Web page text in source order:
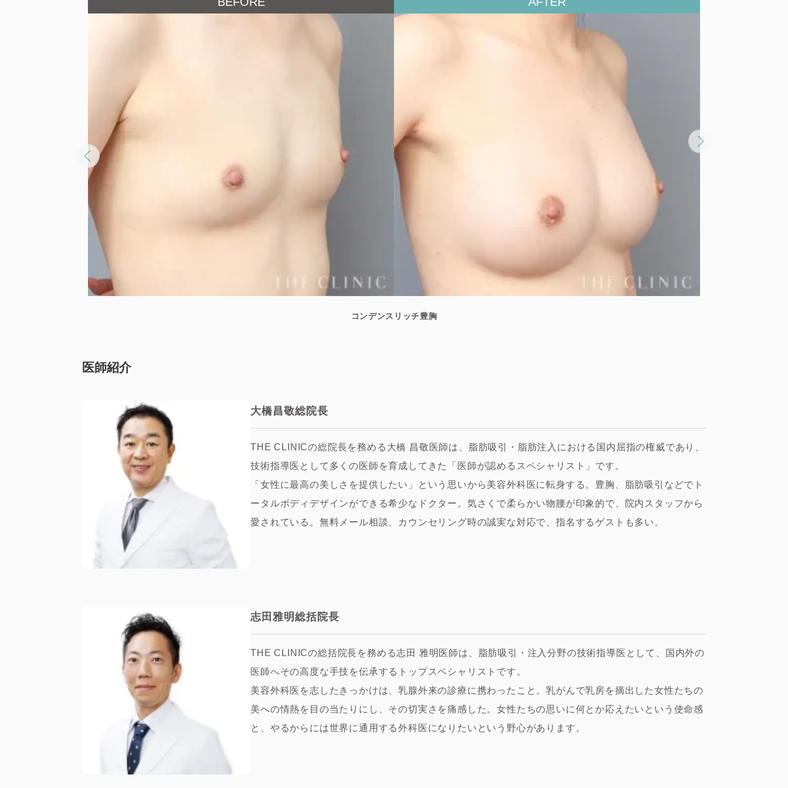
コンデンスリッチ豊胸
医師紹介
大橋昌敬総院長
THE CLINICの総院長を務める大橋 昌敬医師は、脂肪吸引・脂肪注入における国内屈指の権威であり、
技術指導医として多くの医師を育成してきた「医師が認めるスペシャリスト」です。
「女性に最高の美しさを提供したい」という思いから美容外科医に転身する。豊胸、脂肪吸引などでト
ータルボディデザインができる希少なドクター。気さくで柔らかい物腰が印象的で、院内スタッフから
愛されている。無料メール相談、カウンセリング時の誠実な対応で、指名するゲストも多い。
志田雅明総括院長
THE CLINICの総括院長を務める志田 雅明医師は、脂肪吸引・注入分野の技術指導医として、国内外の
医師へその高度な手技を伝承するトップスペシャリストです。
美容外科医を志したきっかけは、乳腺外来の診療に携わったこと。乳がんで乳房を摘出した女性たちの
美への情熱を目の当たりにし、その切実さを痛感した。女性たちの思いに何とか応えたいという使命感
と、やるからには世界に通用する外科医になりたいという野心があります。